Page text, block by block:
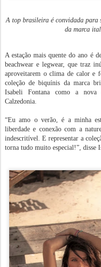
A top brasileira é convidada para
da marca
A estação mais quente do ano é
beachwear e legwear, que traz
aproveitarem o clima de calor e
coleção de biquínis da marca
Isabeli Fontana como a nova
Calzedonia.
“Eu amo o verão, é a minha
liberdade e conexão com a
indescritível. E representar a
torna tudo muito especial!”, disse